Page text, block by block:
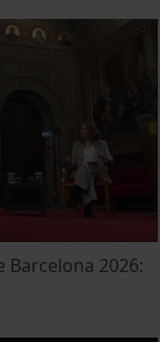
2026: